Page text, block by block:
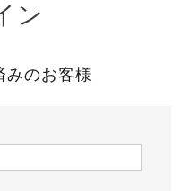
ン
みのお客様